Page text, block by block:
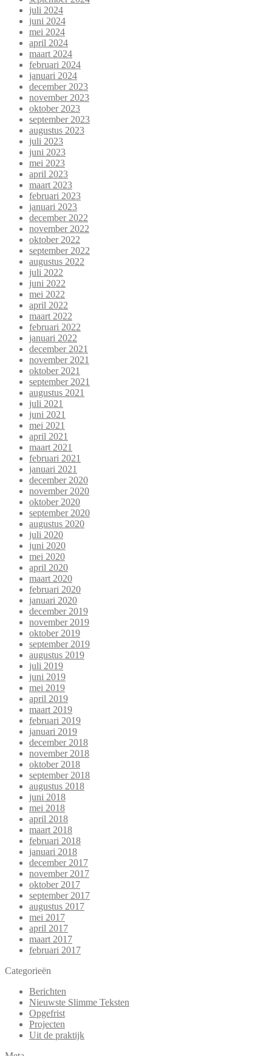
juli 2024
juni 2024
mei 2024
april 2024
maart 2024
februari 2024
januari 2024
december 2023
november 2023
oktober 2023
september 2023
augustus 2023
juli 2023
juni 2023
mei 2023
april 2023
maart 2023
februari 2023
januari 2023
december 2022
november 2022
oktober 2022
september 2022
augustus 2022
juli 2022
juni 2022
mei 2022
april 2022
maart 2022
februari 2022
januari 2022
december 2021
november 2021
oktober 2021
september 2021
augustus 2021
juli 2021
juni 2021
mei 2021
april 2021
maart 2021
februari 2021
januari 2021
december 2020
november 2020
oktober 2020
september 2020
augustus 2020
juli 2020
juni 2020
mei 2020
april 2020
maart 2020
februari 2020
januari 2020
december 2019
november 2019
oktober 2019
september 2019
augustus 2019
juli 2019
juni 2019
mei 2019
april 2019
maart 2019
februari 2019
januari 2019
december 2018
november 2018
oktober 2018
september 2018
augustus 2018
juni 2018
mei 2018
april 2018
maart 2018
februari 2018
januari 2018
december 2017
november 2017
oktober 2017
september 2017
augustus 2017
mei 2017
april 2017
maart 2017
februari 2017
Categorieën
Berichten
Nieuwste Slimme Teksten
Opgefrist
Projecten
Uit de praktijk